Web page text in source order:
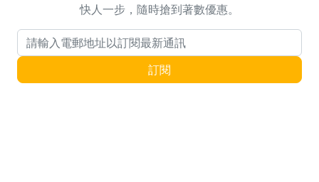
快人一步，隨時搶到著數優惠。
電郵地址 訂閱